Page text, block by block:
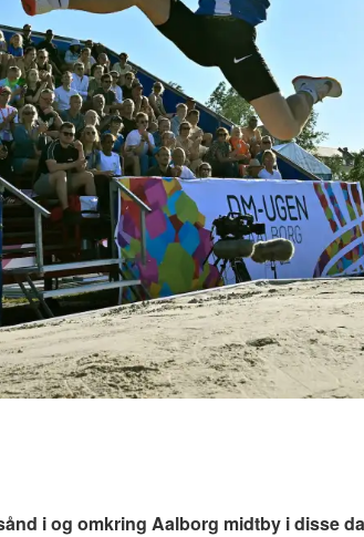
i og omkring Aalborg midtby i disse